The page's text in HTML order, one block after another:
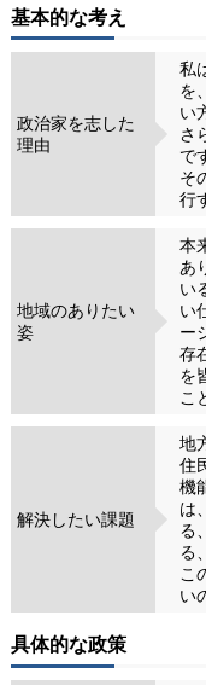
基本的な考え
政治家を志した
理由
私
を
い
さ
で
そ
行
地域のありたい
姿
本
あ
い
い
ー
存
を
こ
解決したい課題
地
住
機
は
る
る
こ
い
具体的な政策